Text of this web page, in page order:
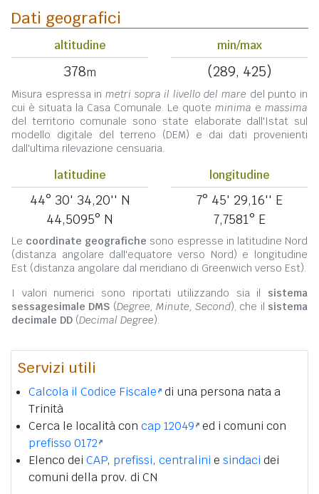
Dati geografici
altitudine
378m
min/max
(289, 425)
Misura espressa in metri sopra il livello del mare del punto in
cui è situata la Casa Comunale. Le quote minima e massima
del territorio comunale sono state elaborate dall'Istat sul
modello digitale del terreno (DEM) e dai dati provenienti
dall'ultima rilevazione censuaria.
latitudine
44° 30' 34,20'' N
44,5095° N
longitudine
7° 45' 29,16'' E
7,7581° E
Le coordinate geografiche sono espresse in latitudine Nord
(distanza angolare dall'equatore verso Nord) e longitudine
Est (distanza angolare dal meridiano di Greenwich verso Est).
I valori numerici sono riportati utilizzando sia il sistema
sessagesimale DMS (Degree, Minute, Second), che il sistema
decimale DD (Decimal Degree).
Servizi utili
Calcola il Codice Fiscale di una persona nata a
Trinità
Cerca le località con cap 12049 ed i comuni con
prefisso 0172
Elenco dei CAP, prefissi, centralini e sindaci dei
comuni della prov. di CN